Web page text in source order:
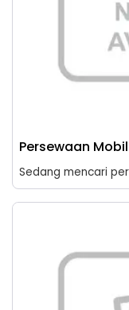
Persewaan
Sedang mencari